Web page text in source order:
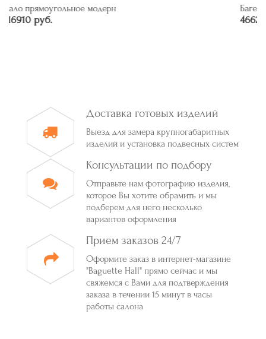
Багет арт. 315.84.043
46626 руб.
Доставка готовых изделий
Выезд для замера крупногабаритных
изделий и установка подвесных систем
Консультации по подбору
Отправьте нам фотографию изделия,
которое Вы хотите обрамить и мы
подберем для него несколько
вариантов оформления
Прием заказов 24/7
Оформите заказ в интернет-магазине
"Baguette Hall" прямо сейчас и мы
свяжемся с Вами для подтверждения
заказа в течении 15 минут в часы
работы салона